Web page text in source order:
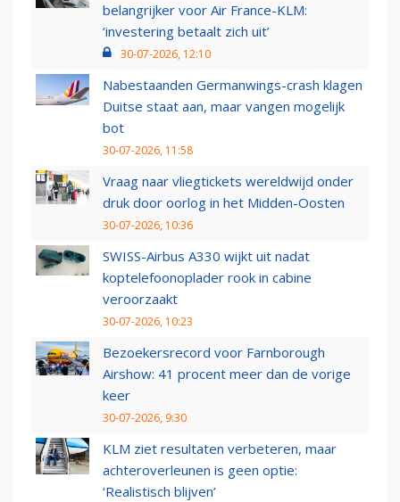
belangrijker voor Air France-KLM:
‘investering betaalt zich uit’
30-07-2026, 12:10
Nabestaanden Germanwings-crash klagen
Duitse staat aan, maar vangen mogelijk
bot
30-07-2026, 11:58
Vraag naar vliegtickets wereldwijd onder
druk door oorlog in het Midden-Oosten
30-07-2026, 10:36
SWISS-Airbus A330 wijkt uit nadat
koptelefoonoplader rook in cabine
veroorzaakt
30-07-2026, 10:23
Bezoekersrecord voor Farnborough
Airshow: 41 procent meer dan de vorige
keer
30-07-2026, 9:30
KLM ziet resultaten verbeteren, maar
achteroverleunen is geen optie:
‘Realistisch blijven’